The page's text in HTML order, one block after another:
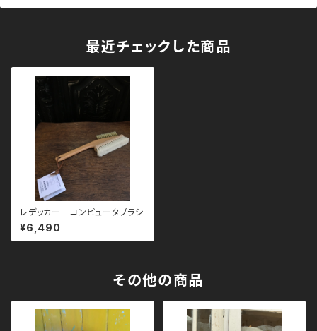
最近チェックした商品
レデッカー コンピュータブラシ
¥6,490
その他の商品